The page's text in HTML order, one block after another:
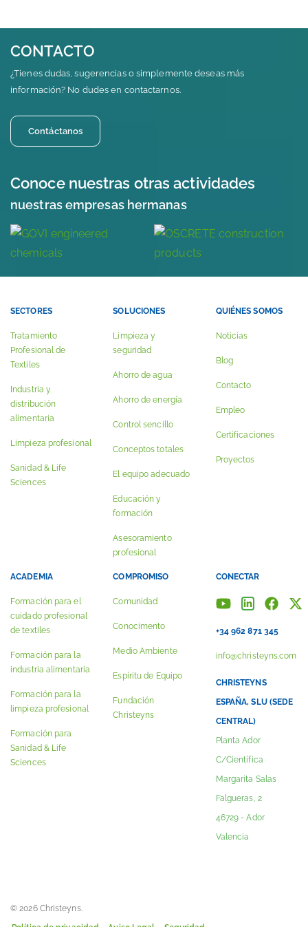
CONTACTO
¿Tienes dudas, sugerencias o simplemente deseas más
información? No dudes en contactarnos.
Contáctanos
Conoce nuestras otras actividades
nuestras empresas hermanas
SECTORES
Tratamiento
Profesional de
Textiles
Industria y
distribución
alimentaria
Limpieza profesional
Sanidad & Life
Sciences
SOLUCIONES
Limpieza y
seguridad
Ahorro de agua
Ahorro de energía
Control sencillo
Conceptos totales
El equipo adecuado
Educación y
formación
Asesoramiento
profesional
QUIÉNES SOMOS
Noticias
Blog
Contacto
Empleo
Certificaciones
Proyectos
ACADEMIA
Formación para el
cuidado profesional
de textiles
Formación para la
industria alimentaria
Formación para la
limpieza profesional
Formación para
Sanidad & Life
Sciences
COMPROMISO
Comunidad
Conocimento
Medio Ambiente
Espíritu de Equipo
Fundación
Christeyns
CONECTAR
+34 962 871 345
info@christeyns.com
CHRISTEYNS
ESPAÑA, SLU (SEDE
CENTRAL)
Planta Ador
C/Científica
Margarita Salas
Falgueras, 2
46729 - Ador
Valencia
© 2026 Christeyns.